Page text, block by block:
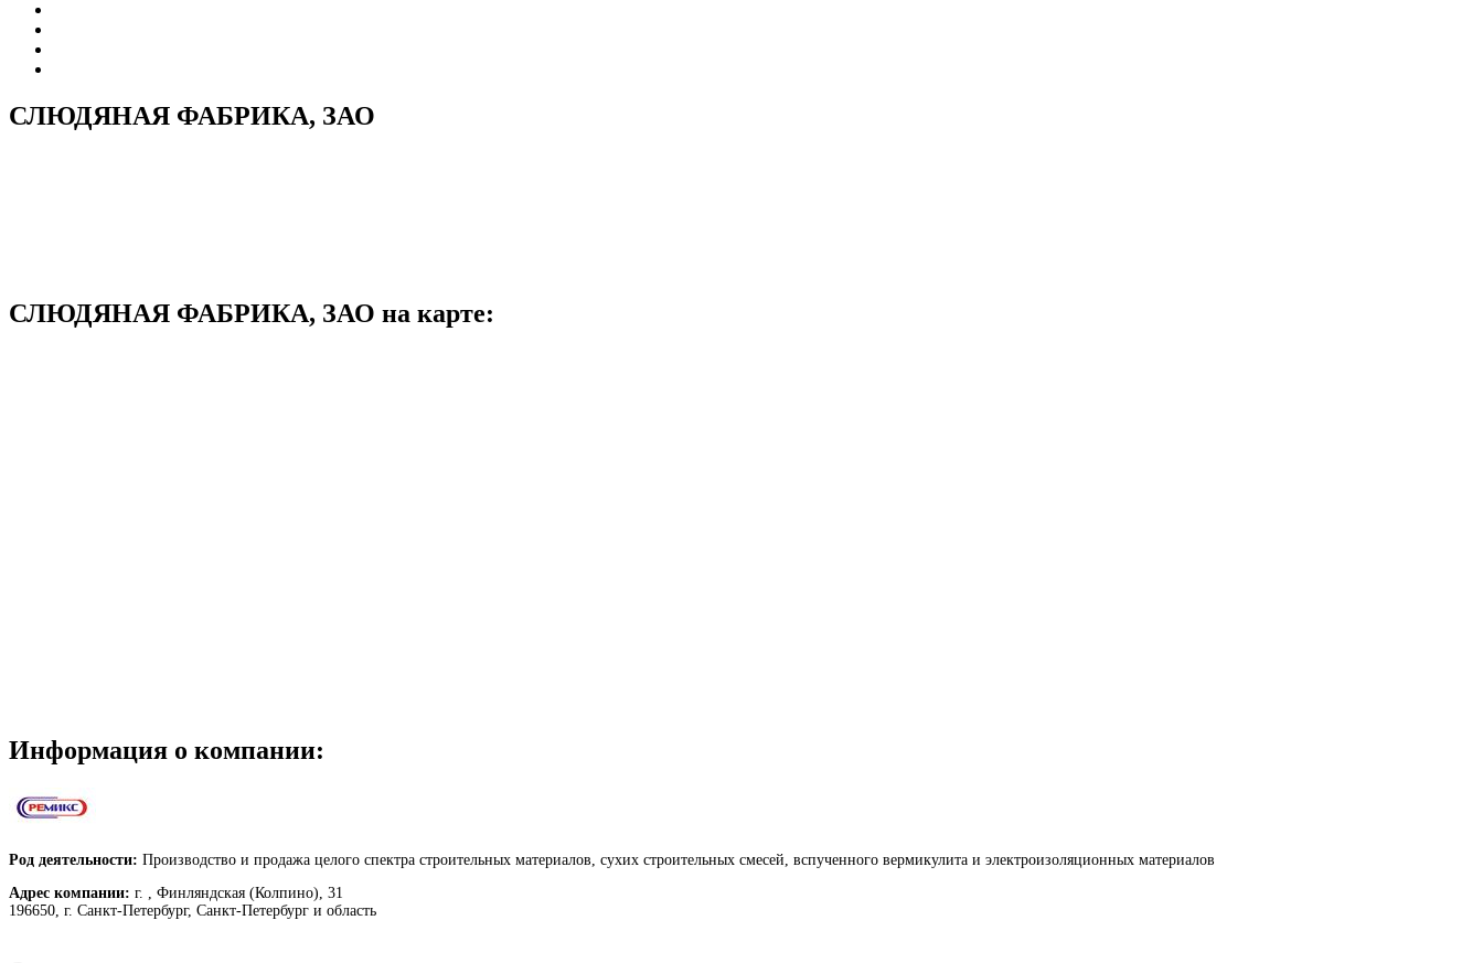
СЛЮДЯНАЯ ФАБРИКА, ЗАО
СЛЮДЯНАЯ ФАБРИКА, ЗАО на карте:
Информация о компании:
Род деятельности: Производство и продажа целого спектра строительных материалов, сухих строительных смесей, вспученного вермикулита и электроизоляционных материалов
Адрес компании: г. , Финляндская (Колпино), 31
196650, г. Санкт-Петербург, Санкт-Петербург и область